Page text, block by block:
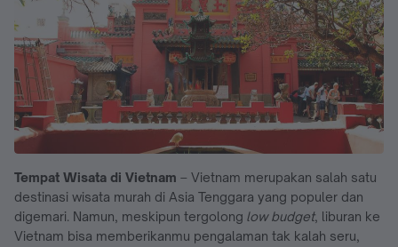
Tempat Wisata di Vietnam – Vietnam merupakan salah satu
destinasi wisata murah di Asia Tenggara yang populer dan
digemari. Namun, meskipun tergolong low budget, liburan ke
Vietnam bisa memberikanmu pengalaman tak kalah seru,